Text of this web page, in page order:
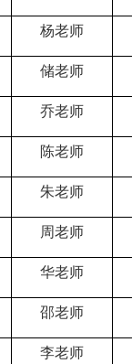
杨老师
储老师
乔老师
陈老师
朱老师
周老师
华老师
邵老师
李老师